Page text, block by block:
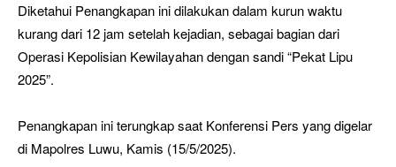
Diketahui Penangkapan ini dilakukan dalam kurun waktu
kurang dari 12 jam setelah kejadian, sebagai bagian dari
Operasi Kepolisian Kewilayahan dengan sandi “Pekat Lipu
2025”.
Penangkapan ini terungkap saat Konferensi Pers yang digelar
di Mapolres Luwu, Kamis (15/5/2025).